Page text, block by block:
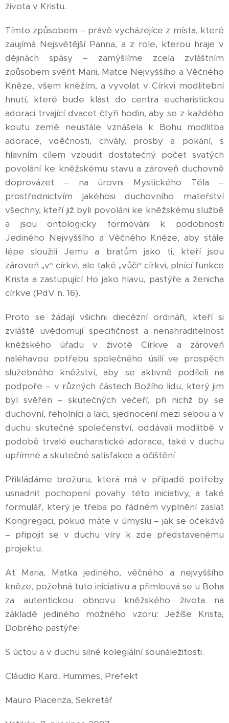
života v Kristu.
Tímto způsobem – právě vycházejíce z místa, které
zaujímá Nejsvětější Panna, a z role, kterou hraje v
dějinách spásy – zamýšlíme zcela zvláštním
způsobem svěřit Marii, Matce Nejvyššího a Věčného
Kněze, všem kněžím, a vyvolat v Církvi modlitební
hnutí, které bude klást do centra eucharistickou
adoraci trvající dvacet čtyři hodin, aby se z každého
koutu země neustále vznášela k Bohu modlitba
adorace, vděčnosti, chvály, prosby a pokání, s
hlavním cílem vzbudit dostatečný počet svatých
povolání ke kněžskému stavu a zároveň duchovně
doprovázet – na úrovni Mystického Těla –
prostřednictvím jakéhosi duchovního mateřství
všechny, kteří již byli povoláni ke kněžskému službě
a jsou ontologicky formováni k podobnosti
Jediného Nejvyššího a Věčného Kněze, aby stále
lépe sloužili Jemu a bratům jako ti, kteří jsou
zároveň „v“ církvi, ale také „vůči“ církvi, plnící funkce
Krista a zastupující Ho jako hlavu, pastýře a ženicha
církve (PdV n. 16).
Proto se žádají všichni diecézní ordináři, kteří si
zvláště uvědomují specifičnost a nenahraditelnost
kněžského úřadu v životě Církve a zároveň
naléhavou potřebu společného úsilí ve prospěch
služebného kněžství, aby se aktivně podíleli na
podpoře – v různých částech Božího lidu, který jim
byl svěřen – skutečných večeří, při nichž by se
duchovní, řeholníci a laici, sjednocení mezi sebou a v
duchu skutečné společenství, oddávali modlitbě v
podobě trvalé eucharistické adorace, také v duchu
upřímné a skutečné satisfakce a očištění.
Přikládáme brožuru, která má v případě potřeby
usnadnit pochopení povahy této iniciativy, a také
formulář, který je třeba po řádném vyplnění zaslat
Kongregaci, pokud máte v úmyslu – jak se očekává
– připojit se v duchu víry k zde představenému
projektu.
Ať Maria, Matka jediného, věčného a nejvyššího
kněze, požehná tuto iniciativu a přimlouvá se u Boha
za autentickou obnovu kněžského života na
základě jediného možného vzoru: Ježíše Krista,
Dobrého pastýře!
S úctou a v duchu silné kolegiální sounáležitosti.
Cláudio Kard. Hummes, Prefekt
Mauro Piacenza, Sekretář